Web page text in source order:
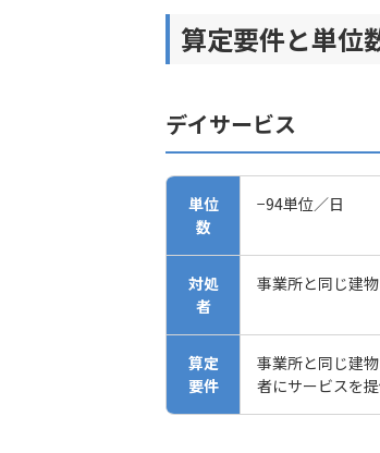
算定要件と単位
デイサービス
単位
数
−94単位／日
対処
者
事業所と同じ建
算定
要件
事業所と同じ建
者にサービスを